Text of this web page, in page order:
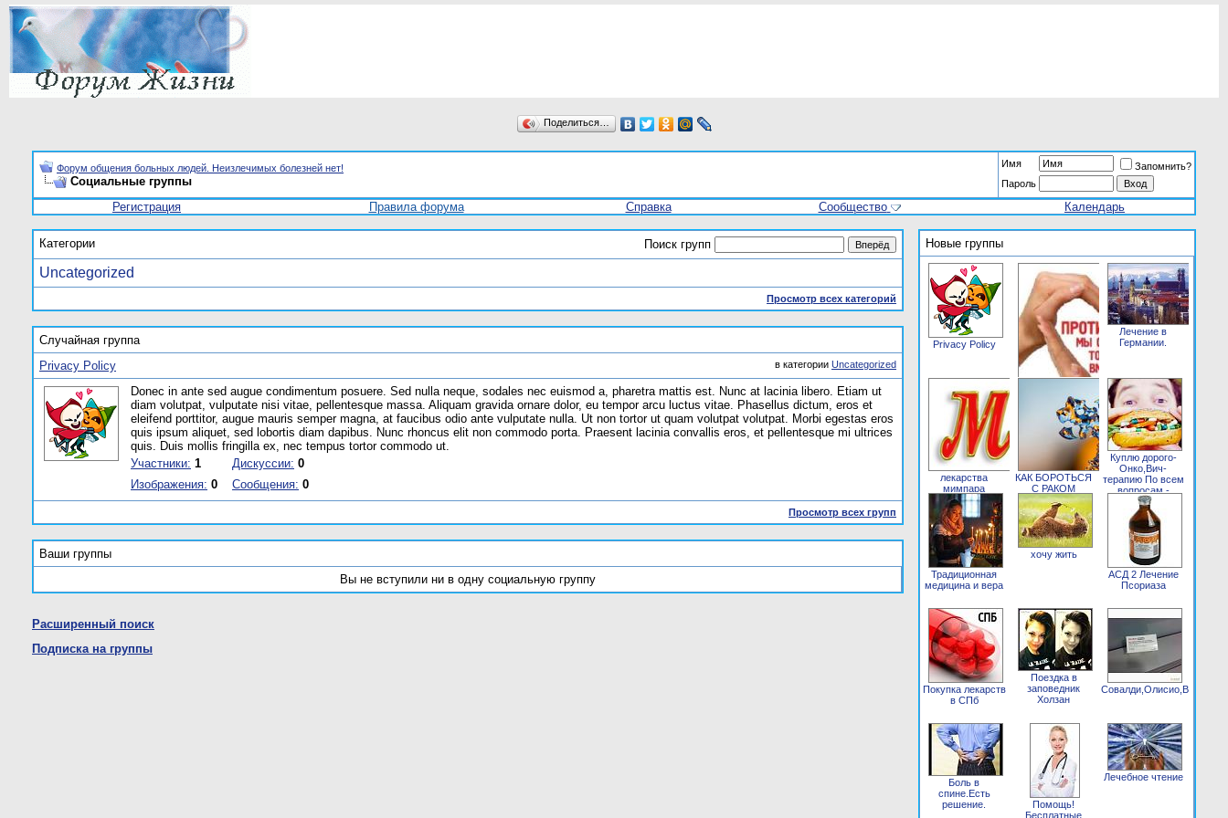
Поделиться…
Форум общения больных людей. Неизлечимых болезней нет!
Социальные группы
Имя
Запомнить?
Пароль
Регистрация Правила форума Справка Сообщество Календарь
Поиск групп
Категории
Uncategorized
Просмотр всех категорий
Случайная группа
в категории Uncategorized
Privacy Policy
Donec in ante sed augue condimentum posuere. Sed nulla neque, sodales nec euismod a, pharetra mattis est. Nunc at lacinia libero. Etiam ut
diam volutpat, vulputate nisi vitae, pellentesque massa. Aliquam gravida ornare dolor, eu tempor arcu luctus vitae. Phasellus dictum, eros et
eleifend porttitor, augue mauris semper magna, at faucibus odio ante vulputate nulla. Ut non tortor ut quam volutpat volutpat. Morbi egestas eros
quis ipsum aliquet, sed lobortis diam dapibus. Nunc rhoncus elit non commodo porta. Praesent lacinia convallis eros, et pellentesque mi ultrices
quis. Duis mollis fringilla ex, nec tempus tortor commodo ut.
Участники: 1
Изображения: 0
Дискуссии: 0
Сообщения: 0
Просмотр всех групп
Ваши группы
Вы не вступили ни в одну социальную группу
Новые группы
Privacy Policy
Лечение
онкологии за
рубежом
качественно,
надёжно, по
доступным
ценам!!!
Лечение в
Германии.
лекарства
мимпара
кетостерил
synocrom
КАК БОРОТЬСЯ
С РАКОМ
МИЕЛОМА.
ЗНАЮ. САМ
БОЛЕЛ...
Куплю дорого-
Онко,Вич-
терапию По всем
вопросам -
писать в личку
andreeff.am@gmail.com
Традиционная
медицина и вера
хочу жить
АСД 2 Лечение
Псориаза
Покупка лекарств
в СПб
Поездка в
заповедник
Холзан
Совалди,Олисио,Виропак,
Боль в
спине.Есть
решение.
Помощь!
Бесплатные
Лечебное чтение
Расширенный поиск
Подписка на группы